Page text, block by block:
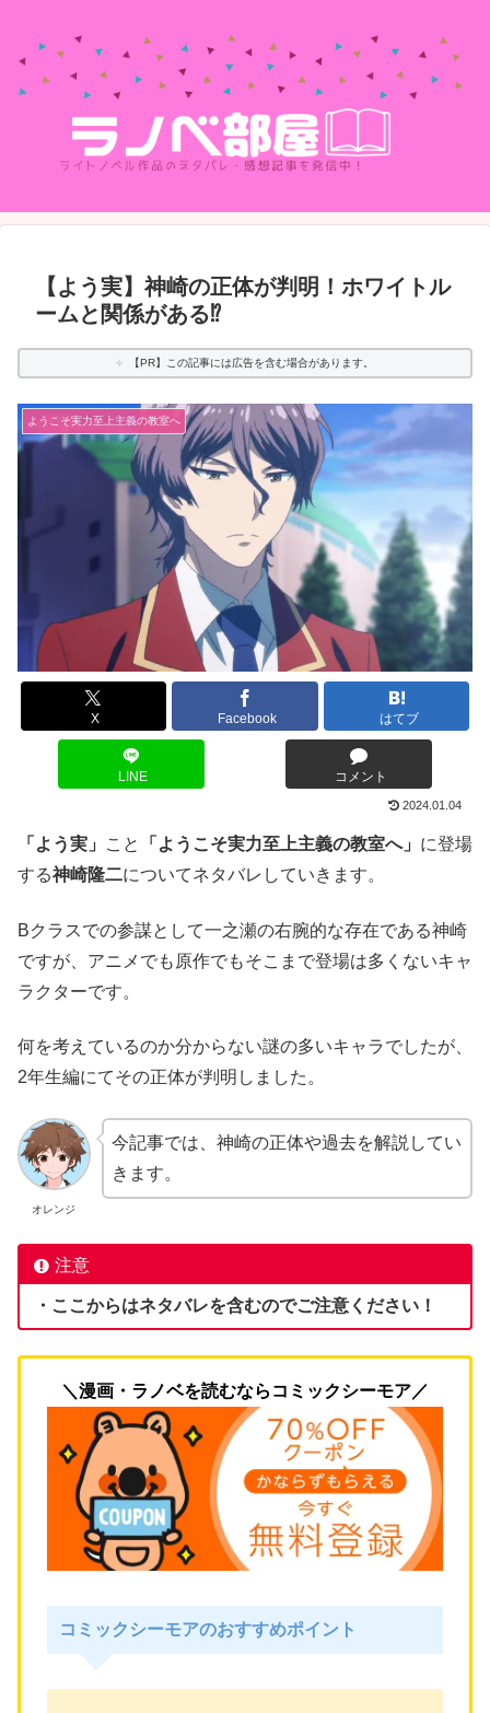
【よう実】神崎の正体が判明！ホワイトル
ームと関係がある⁉
【PR】この記事には広告を含む場合があります。
ようこそ実力至上主義の教室へ
X Facebook はてブ
LINE コメント
2024.01.04
「よう実」 こと 「ようこそ実力至上主義の教室へ」 に登場
する神崎隆二についてネタバレしていきます。
Bクラスでの参謀として一之瀬の右腕的な存在である神崎
ですが、アニメでも原作でもそこまで登場は多くないキャ
ラクターです。
何を考えているのか分からない謎の多いキャラでしたが、
2年生編にてその正体が判明しました。
オレンジ
今記事では、神崎の正体や過去を解説してい
きます。
注意
・ここからはネタバレを含むのでご注意ください！
＼漫画・ラノベを読むならコミックシーモア／
コミックシーモアのおすすめポイント